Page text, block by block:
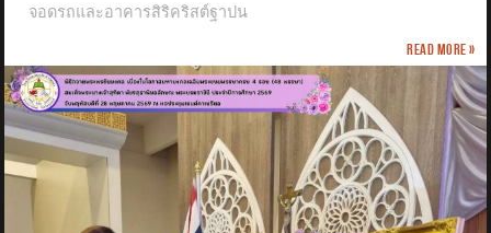
จอดรถและอาคารสิริคริสต์ฐาปน
Read more »